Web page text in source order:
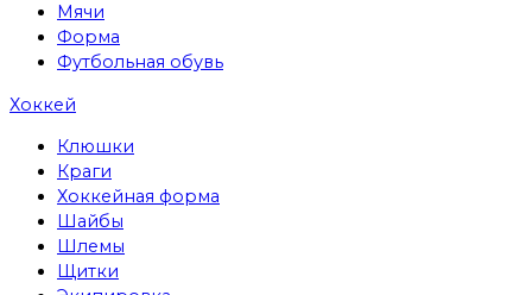
Мячи
Форма
Футбольная обувь
Хоккей
Клюшки
Краги
Хоккейная форма
Шайбы
Шлемы
Щитки